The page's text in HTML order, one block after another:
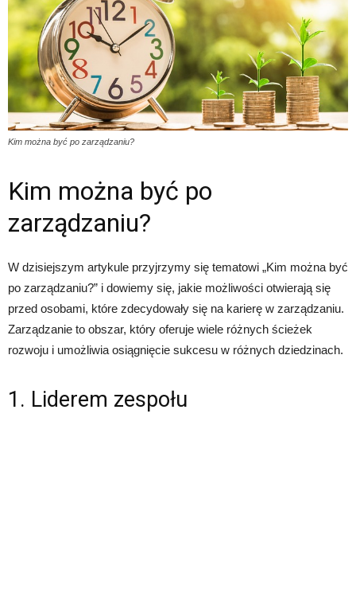
Kim można być po zarządzaniu?
Kim można być po
zarządzaniu?
W dzisiejszym artykule przyjrzymy się tematowi „Kim można być
po zarządzaniu?” i dowiemy się, jakie możliwości otwierają się
przed osobami, które zdecydowały się na karierę w zarządzaniu.
Zarządzanie to obszar, który oferuje wiele różnych ścieżek
rozwoju i umożliwia osiągnięcie sukcesu w różnych dziedzinach.
1. Liderem zespołu